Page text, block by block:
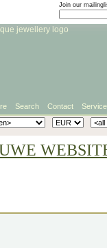
Join our
Search Contact